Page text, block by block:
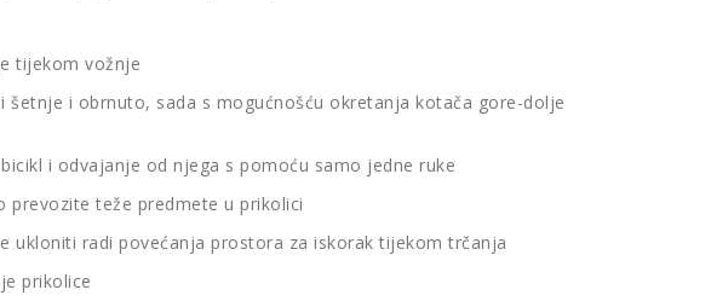
tijekom vožnje
i obrnuto, sada s mogućnošću okretanja kotača gore-dolje
i odvajanje od njega s pomoću samo jedne ruke
prevozite teže predmete u prikolici
ukloniti radi povećanja prostora za iskorak tijekom trčanja
prikolice